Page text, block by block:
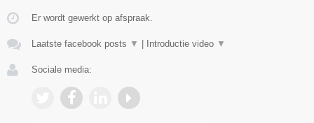
Er wordt gewerkt op afspraak.
Laatste facebook posts ▼ Introductie video ▼
Sociale media: